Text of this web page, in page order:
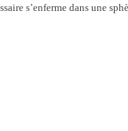
s’enferme dans une